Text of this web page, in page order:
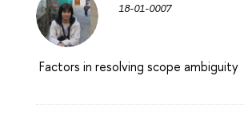
18-01-0007
Factors in resolving scope ambiguity